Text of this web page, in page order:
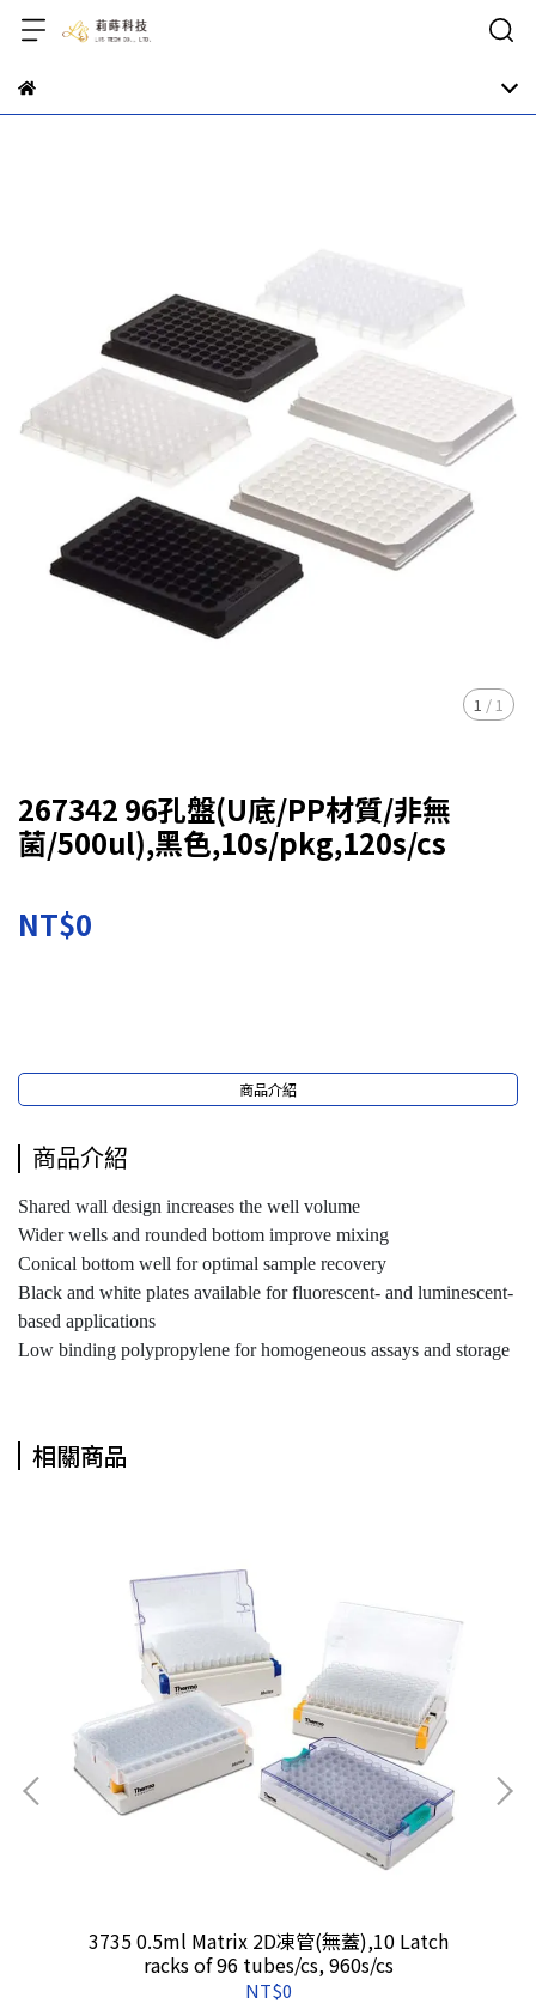
1 / 1
267342 96孔盤(U底/PP材質/非無
菌/500ul),黑色,10s/pkg,120s/cs
NT$0
商品介紹
商品介紹
Shared wall design increases the well volume
Wider wells and rounded bottom improve mixing
Conical bottom well for optimal sample recovery
Black and white plates available for fluorescent- and luminescent-
based applications
Low binding polypropylene for homogeneous assays and storage
相關商品
3735 0.5ml Matrix 2D凍管(無蓋),10 Latch
racks of 96 tubes/cs, 960s/cs
NT$0